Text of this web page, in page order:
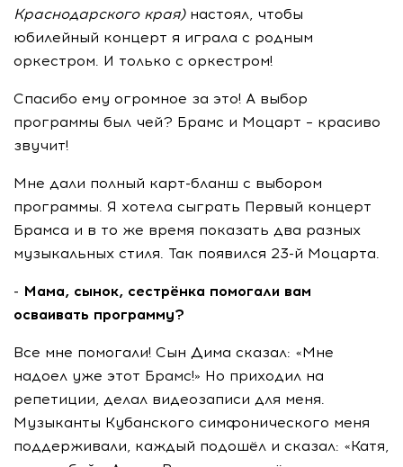
Краснодарского края) настоял, чтобы
юбилейный концерт я играла с родным
оркестром. И только с оркестром!
Спасибо ему огромное за это! А выбор
программы был чей? Брамс и Моцарт – красиво
звучит!
Мне дали полный карт-бланш с выбором
программы. Я хотела сыграть Первый концерт
Брамса и в то же время показать два разных
музыкальных стиля. Так появился 23-й Моцарта.
- Мама, сынок, сестрёнка помогали вам
осваивать программу?
Все мне помогали! Сын Дима сказал: «Мне
надоел уже этот Брамс!» Но приходил на
репетиции, делал видеозаписи для меня.
Музыканты Кубанского симфонического меня
поддерживали, каждый подошёл и сказал: «Катя,